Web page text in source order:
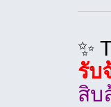
✨
รับ
สิบ